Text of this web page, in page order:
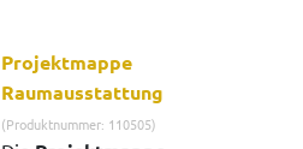
Projektmappe
Raumausstattung
(Produktnummer: 110505)